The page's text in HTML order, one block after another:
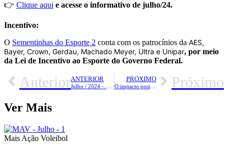
👉 Clique aqui e acesse o informativo de julho/24.
Incentivo:
O Sementinhas do Esporte 2 conta com os patrocínios da AES,
Bayer, Crown, Gerdau, Machado Meyer, Ultra e Unipar, por meio
da Lei de Incentivo ao Esporte do Governo Federal.
AnteriorANTERIOR PRÓXIMO Próximo
Ver Mais
Mais Ação Voleibol